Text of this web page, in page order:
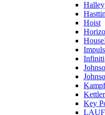
Halley
Hoist
Infiniti
Kettler
Key